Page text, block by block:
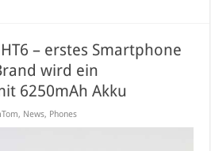
– erstes Smartphone
wird ein
6250mAh Akku
, News, Phones